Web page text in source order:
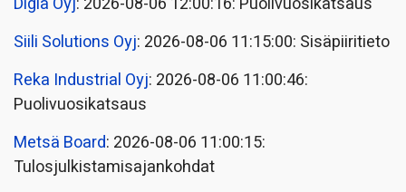
Siili Solutions Oyj: 2026-08-06 11:15:00: Sisäpiiritieto
Reka Industrial Oyj: 2026-08-06 11:00:46:
Puolivuosikatsaus
Metsä Board: 2026-08-06 11:00:15:
Tulosjulkistamisajankohdat